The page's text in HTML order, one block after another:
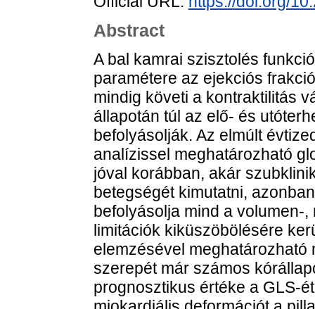
Abstract
A bal kamrai szisztolés
paramétere az ejekciós
mindig követi a kontraktilitás
állapotán túl az elő- és
befolyásolják. Az elmúlt
analízissel meghatározható
jóval korábban, akár
betegségét kimutatni,
befolyásolja mind a volumen-
limitációk kiküszöbölésére
elemzésével
szerepét már számos
prognosztikus értéke a GLS-